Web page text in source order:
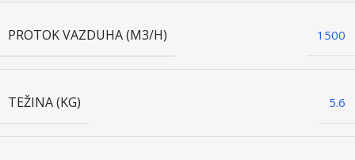
PROTOK VAZDUHA (M3/H) 1500
TEŽINA (KG) 5.6